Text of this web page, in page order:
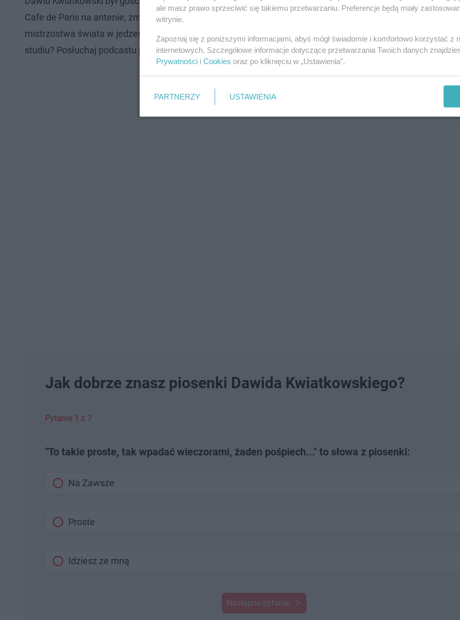
Cafe de Paris na antenie, zmierzy się z artystą w niecodziennej konkurencji. Otóż w SuperNovej odbyły się
mistrzostwa świata w jedzeniu croissant na czas! Kto wygrał? Jak przebiegała wizyta Dawida
studiu? Posłuchaj podcastu już teraz tylko na radiosupernova.pl.
Jak dobrze znasz piosenki Dawida Kwiatkowskiego?
Pytanie 1 z 7
"To takie proste, tak wpadać wieczorami, żaden pośpiech..." to słowa z piosenki:
Na Zawsze
Proste
Idziesz ze mną
Następne pytanie
ale masz prawo sprzeciwić się takiemu przetwarzaniu. Preferencje będą miały
witrynie.
Zapoznaj się z poniższymi informacjami, abyś mógł świadomie i komfortowo korzystać z
internetowych. Szczegółowe informacje dotyczące przetwarzania Twoich danych
Prywatności i Cookies oraz po kliknięciu w „Ustawienia”.
PARTNERZY USTAWIENIA